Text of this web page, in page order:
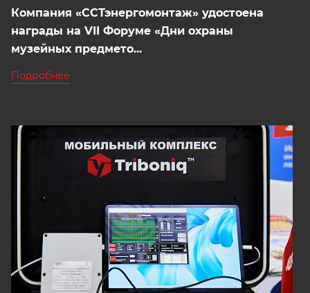
Компания «ССТэнергомонтаж» удостоена
награды на VII Форуме «Дни охраны
музейных предмето...
Подробнее